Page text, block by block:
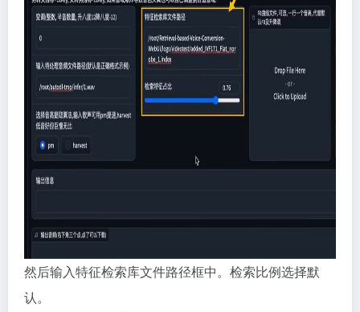
然后输入特征检索库文件路径框中。检索比例选择默
认。